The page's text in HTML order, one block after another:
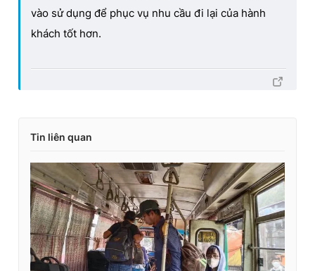
vào sử dụng để phục vụ nhu cầu đi lại của hành
khách tốt hơn.
Tin liên quan